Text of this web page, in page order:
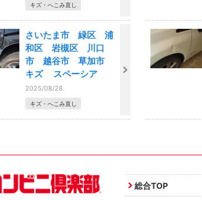
キズ・へこみ直し
さいたま市 緑区 浦
和区 岩槻区 川口
市 越谷市 草加市
キズ スペーシア
2025/08/28
キズ・へこみ直し
総合TOP